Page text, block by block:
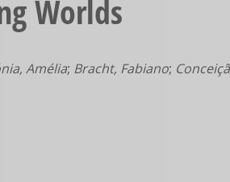
Worlds
Amélia; Bracht, Fabiano;